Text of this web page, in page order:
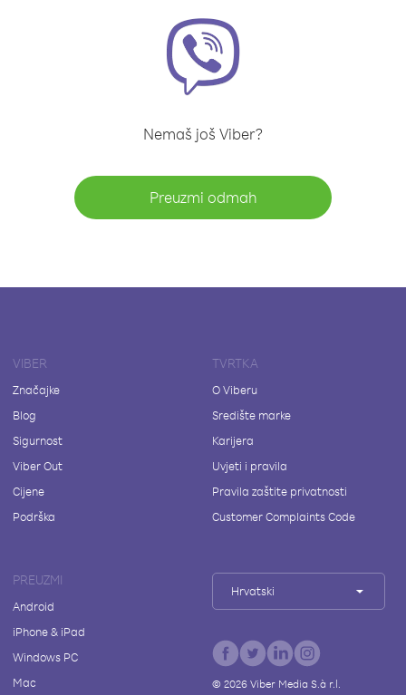
Nemaš još Viber?
Preuzmi odmah
VIBER
Značajke
Blog
Sigurnost
Viber Out
Cijene
Podrška
TVRTKA
O Viberu
Središte marke
Karijera
Uvjeti i pravila
Pravila zaštite privatnosti
Customer Complaints Code
PREUZMI
Android
iPhone & iPad
Windows PC
Mac
Hrvatski
© 2026Viber Media S.à r.l.